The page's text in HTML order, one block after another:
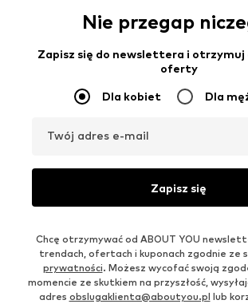
Nie przegap
Zapisz się do newslettera i otrzymuj
oferty
Dla kobiet Dla
Twój adres e-mail
Zapisz się
Chcę otrzymywać od ABOUT YOU
trendach, ofertach i kuponach zgodnie ze
prywatności. Możesz wycofać swoją
momencie ze skutkiem na przyszłość,
adres obslugaklienta@aboutyou.pl lub